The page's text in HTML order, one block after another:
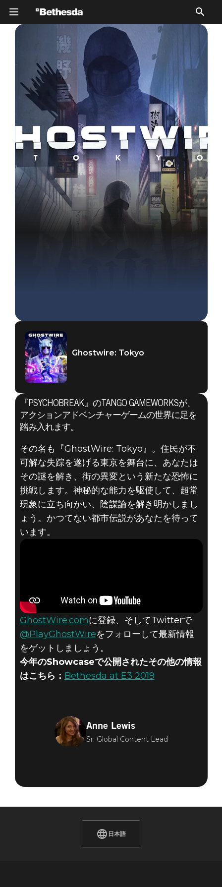
Ghostwire: Tokyo
2019年6月09日
TOKYO』発表
Ghostwire: Tokyo
『PSYCHOBREAK』のTANGO GAMEWORKSが、
アクションアドベンチャーゲームの世界に足を
踏み入れます。
その名も『GhostWire: Tokyo』。住民が不
可解な失踪を遂げる東京を舞台に、あなたは
その謎を解き、街の異変という新たな恐怖に
挑戦します。神秘的な能力を駆使して、超常
現象に立ち向かい、陰謀論を解き明かしまし
ょう。かつてない都市伝説があなたを待って
います。
GhostWire.comに登録、そしてTwitterで
@PlayGhostWireをフォローして最新情報
をゲットしましょう。
今年のShowcaseで公開されたその他の情報
はこちら： Bethesda at E3 2019
Anne Lewis
Sr. Global Content Lead
日本語